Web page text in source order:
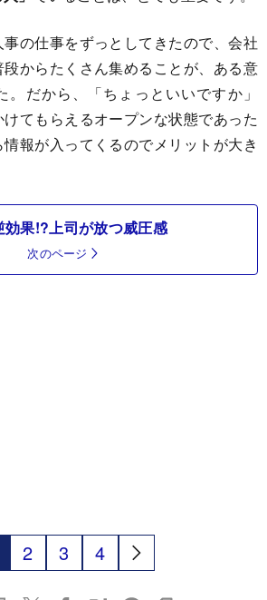
の仕事をずっとしてきたので、会社
からたくさん集めることが、ある意
。だから、「ちょっといいですか」
てもらえるオープンな状態であった
報が入ってくるのでメリットが大き
効果!?上司が放つ威圧感
次のページ
2 3 4